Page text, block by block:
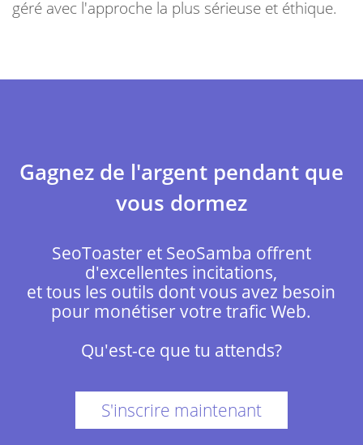
géré avec l'approche la plus sérieuse et éthique.
Gagnez de l'argent pendant que
vous dormez
SeoToaster et SeoSamba offrent
d'excellentes incitations,
et tous les outils dont vous avez besoin
pour monétiser votre trafic Web.
Qu'est-ce que tu attends?
S'inscrire maintenant